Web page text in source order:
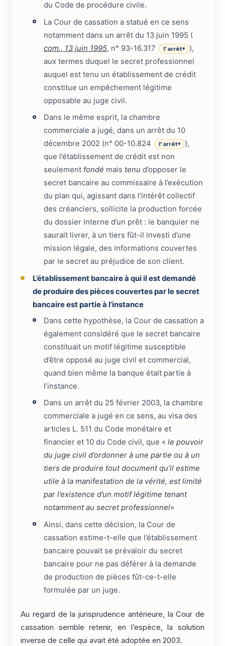
du Code de procédure civile.
La Cour de cassation a statué en ce sens
notamment dans un arrêt du 13 juin 1995 (
com., 13 juin 1995, n° 93-16.317 l'arrêt▾
),
aux termes duquel le secret professionnel
auquel est tenu un établissement de crédit
constitue un empêchement légitime
opposable au juge civil.
Dans le même esprit, la chambre
commerciale a jugé, dans un arrêt du 10
décembre 2002 (n° 00-10.824
l'arrêt▾
),
que l’établissement de crédit est non
seulement fondé mais tenu d’opposer le
secret bancaire au commissaire à l’exécution
du plan qui, agissant dans l’intérêt collectif
des créanciers, sollicite la production forcée
du dossier interne d’un prêt : le banquier ne
saurait livrer, à un tiers fût-il investi d’une
mission légale, des informations couvertes
par le secret au préjudice de son client.
L’établissement bancaire à qui il est demandé
de produire des pièces couvertes par le secret
bancaire est partie à l’instance
Dans cette hypothèse, la Cour de cassation a
également considéré que le secret bancaire
constituait un motif légitime susceptible
d’être opposé au juge civil et commercial,
quand bien même la banque était partie à
l’instance.
Dans un arrêt du 25 février 2003, la chambre
commerciale a jugé en ce sens, au visa des
articles L. 511 du Code monétaire et
financier et 10 du Code civil, que «le pouvoir
du juge civil d’ordonner à une partie ou à un
tiers de produire tout document qu’il estime
utile à la manifestation de la vérité, est limité
par l’existence d’un motif légitime tenant
notamment au secret professionnel»
Ainsi, dans cette décision, la Cour de
cassation estime-t-elle que l’établissement
bancaire pouvait se prévaloir du secret
bancaire pour ne pas déférer à la demande
de production de pièces fût-ce-t-elle
formulée par un juge.
Au regard de la jurisprudence antérieure, la Cour de
cassation semble retenir, en l’espèce, la solution
inverse de celle qui avait été adoptée en 2003.